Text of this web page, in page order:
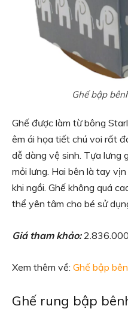
Ghế bập
Ghế được làm từ bông
êm ái họa tiết chú voi rất
dễ dàng vệ sinh. Tựa lưng
mỏi lưng. Hai bên là tay
khi ngồi. Ghế không quá
thể yên tâm cho bé sử
Giá tham khảo:
Xem thêm về: Ghế bập
Ghế rung bập